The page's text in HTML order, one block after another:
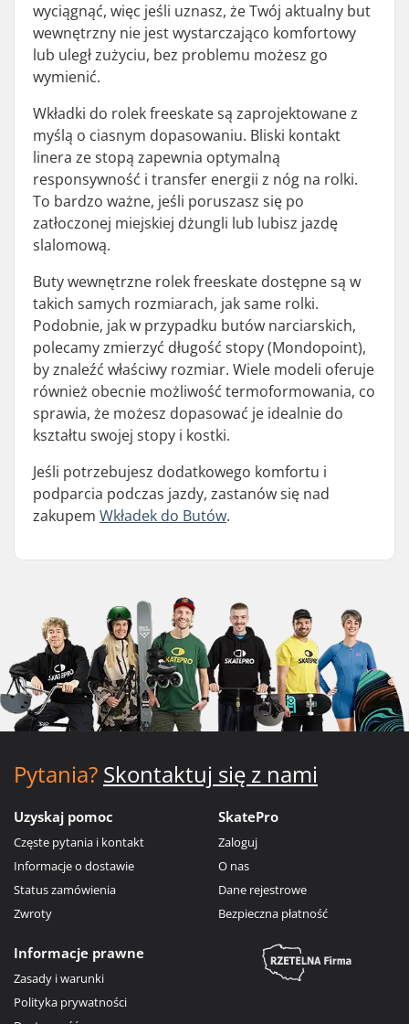
wyciągnąć, więc jeśli uznasz, że Twój aktualny but
wewnętrzny nie jest wystarczająco komfortowy
lub uległ zużyciu, bez problemu możesz go
wymienić.
Wkładki do rolek freeskate są zaprojektowane z
myślą o ciasnym dopasowaniu. Bliski kontakt
linera ze stopą zapewnia optymalną
responsywność i transfer energii z nóg na rolki.
To bardzo ważne, jeśli poruszasz się po
zatłoczonej miejskiej dżungli lub lubisz jazdę
slalomową.
Buty wewnętrzne rolek freeskate dostępne są w
takich samych rozmiarach, jak same rolki.
Podobnie, jak w przypadku butów narciarskich,
polecamy zmierzyć długość stopy (Mondopoint),
by znaleźć właściwy rozmiar. Wiele modeli oferuje
również obecnie możliwość termoformowania, co
sprawia, że możesz dopasować je idealnie do
kształtu swojej stopy i kostki.
Jeśli potrzebujesz dodatkowego komfortu i
podparcia podczas jazdy, zastanów się nad
zakupem Wkładek do Butów.
Pytania? Skontaktuj się z nami
Uzyskaj pomoc
Częste pytania i kontakt
Informacje o dostawie
Status zamówienia
Zwroty
SkatePro
Zaloguj
O nas
Dane rejestrowe
Bezpieczna płatność
Informacje prawne
Zasady i warunki
Polityka prywatności